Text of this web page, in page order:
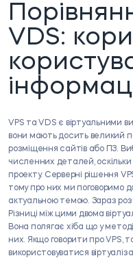
VDS:
VPS та VDS є віртуальними
вони мають досить великий
розміщення сайтів або ПЗ.
численних деталей,
проекту. Серверні рішення
тому про них ми поговоримо
актуальною темою. Зараз
Різниці між цими двома
Вона полягає хіба що у
них. Якщо говорити про VPS,
використовуватися